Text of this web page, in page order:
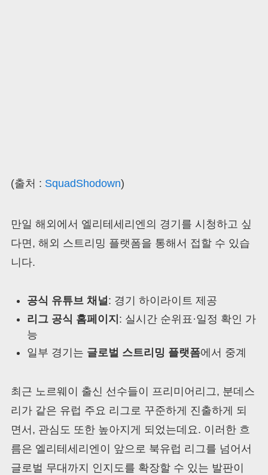
(출처 : SquadShodown)
만일 해외에서 엘리테세리엔의 경기를 시청하고 싶
다면, 해외 스트리밍 플랫폼을 통해서 접할 수 있습
니다.
공식 유튜브 채널: 경기 하이라이트 제공
리그 공식 홈페이지 : 실시간 순위표·일정 확인 가
능
일부 경기는 글로벌 스트리밍 플랫폼에서 중계
최근 노르웨이 출신 선수들이 프리미어리그, 분데스
리가 같은 유럽 주요 리그로 꾸준하게 진출하게 되
면서, 관심도 또한 높아지게 되었는데요. 이러한 흐
름은 엘리테세리엔이 앞으로 북유럽 리그를 넘어서
글로벌 무대까지 인지도를 확장할 수 있는 발판이